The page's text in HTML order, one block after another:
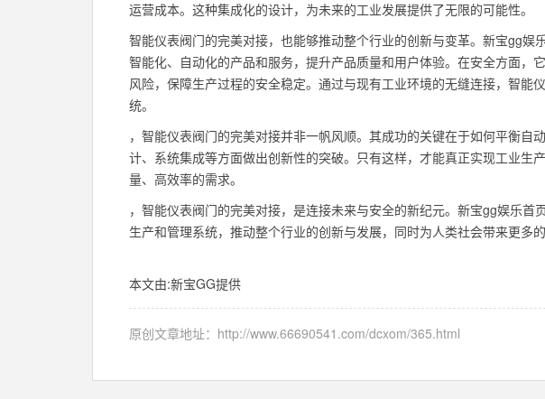
运营成本。这种集成化的设计，为未来的工业发展提供了无限的可能性。
智能仪表阀门的完美对接，也能够推动整个行业的创新与变革。新宝gg娱
智能化、自动化的产品和服务，提升产品质量和用户体验。在安全方面，
风险，保障生产过程的安全稳定。通过与现有工业环境的无缝连接，智能
统。
，智能仪表阀门的完美对接并非一帆风顺。其成功的关键在于如何平衡自
计、系统集成等方面做出创新性的突破。只有这样，才能真正实现工业生
量、高效率的需求。
，智能仪表阀门的完美对接，是连接未来与安全的新纪元。新宝gg娱乐首
生产和管理系统，推动整个行业的创新与发展，同时为人类社会带来更多的
本文由:新宝GG提供
原创文章地址： http://www.66690541.com/dcxom/365.html